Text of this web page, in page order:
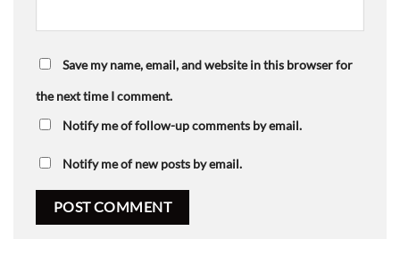
Save my name, email, and website in this browser for
the next time I comment.
Notify me of follow-up comments by email.
Notify me of new posts by email.